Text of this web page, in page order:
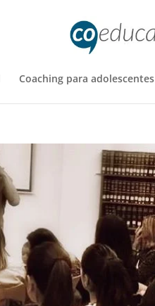
Coaching para adolescentes